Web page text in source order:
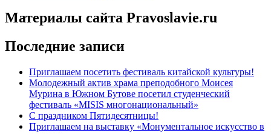
Материалы сайта Pravoslavie.ru
Последние записи
Приглашаем посетить фестиваль китайской культуры!
Молодежный актив храма преподобного Моисея
Мурина в Южном Бутове посетил студенческий
фестиваль «MISIS многонациональный»
С праздником Пятидесятницы!
Приглашаем на выставку «Монументальное искусство в